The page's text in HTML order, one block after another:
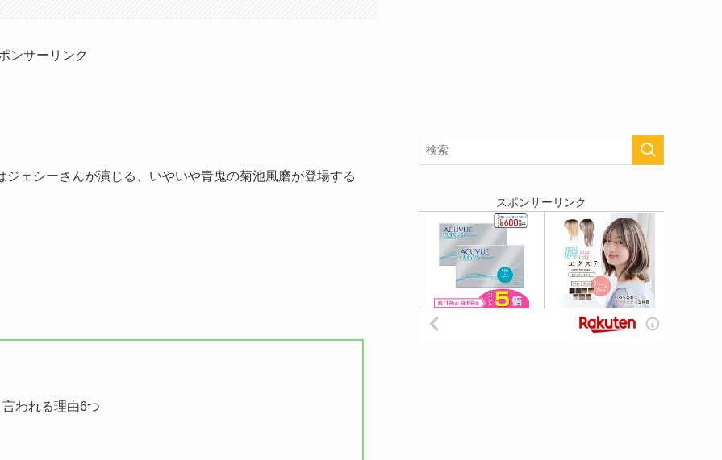
ンサーリンク
ェシーさんが演じる、いやいや青鬼の菊池風磨が登場する
われる理由6つ
スポンサーリンク